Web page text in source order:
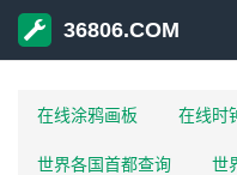
36806.COM
在线涂鸦画板 在线时
世界各国首都查询 世